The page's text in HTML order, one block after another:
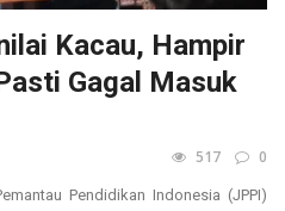
Kacau, Hampir
Gagal Masuk
517 0
Pendidikan Indonesia (JPPI)